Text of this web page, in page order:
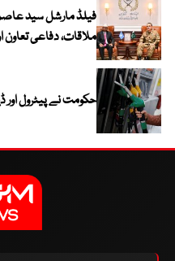
فیلڈ مارشل سید عاصم
ملاقات، دفاعی تعاون
حکومت نے پیٹرول